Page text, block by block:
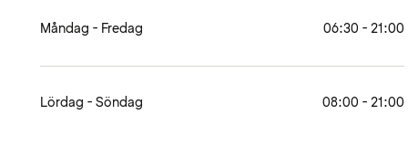
Måndag - Fredag 06:30 - 21:00
Lördag - Söndag 08:00 - 21:00